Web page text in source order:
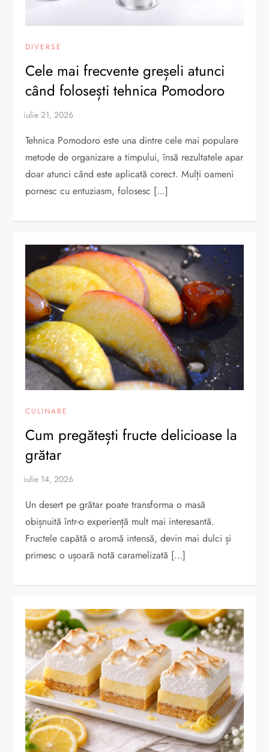
DIVERSE
Cele mai frecvente greșeli atunci
când folosești tehnica Pomodoro
Tehnica Pomodoro este una dintre cele mai populare
metode de organizare a timpului, însă rezultatele apar
doar atunci când este aplicată corect. Mulți oameni
pornesc cu entuziasm, folosesc […]
CULINARE
Cum pregătești fructe delicioase la
grătar
Un desert pe grătar poate transforma o masă
obișnuită într-o experiență mult mai interesantă.
Fructele capătă o aromă intensă, devin mai dulci și
primesc o ușoară notă caramelizată […]